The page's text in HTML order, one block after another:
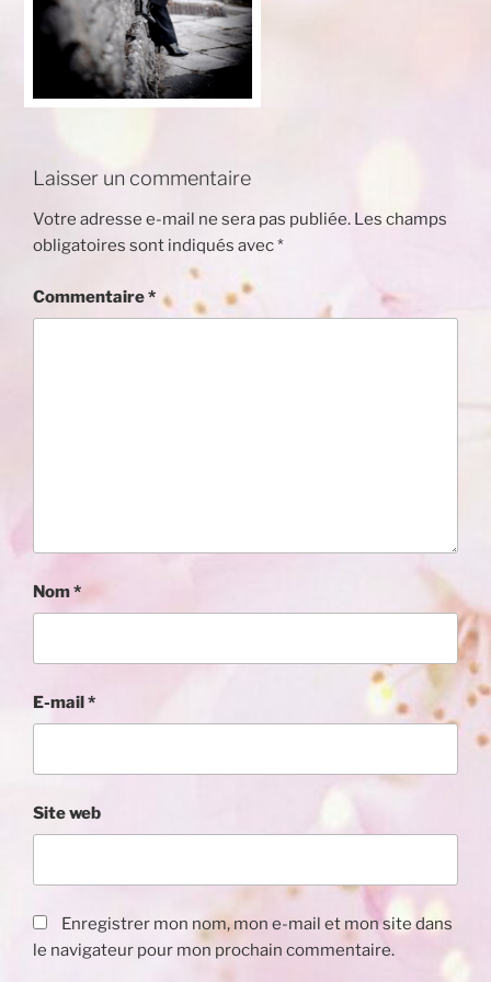
Laisser un commentaire
Votre adresse e-mail ne sera pas publiée. Les champs
obligatoires sont indiqués avec*
Commentaire*
Nom*
E-mail*
Site web
Enregistrer mon nom, mon e-mail et mon site dans
le navigateur pour mon prochain commentaire.